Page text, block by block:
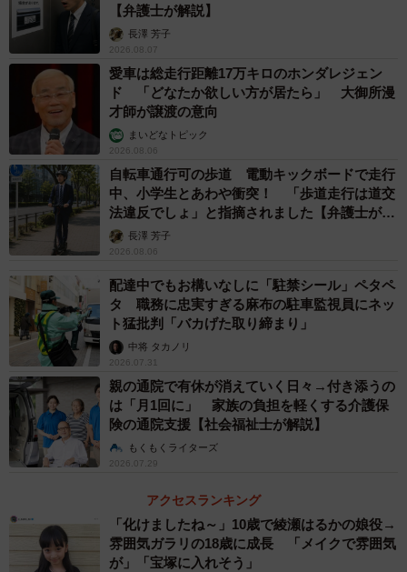
【弁護士が解説】
長澤 芳子
2026.08.07
愛車は総走行距離17万キロのホンダレジェン
ド 「どなたか欲しい方が居たら」 大御所漫
才師が譲渡の意向
まいどなトピック
2026.08.06
自転車通行可の歩道 電動キックボードで走行
中、小学生とあわや衝突！ 「歩道走行は道交
法違反でしょ」と指摘されました【弁護士が解
説】長澤 芳子
2026.08.06
配達中でもお構いなしに「駐禁シール」ペタペ
タ 職務に忠実すぎる麻布の駐車監視員にネッ
ト猛批判「バカげた取り締まり」
中将 タカノリ
2026.07.31
親の通院で有休が消えていく日々→付き添うの
は「月1回に」 家族の負担を軽くする介護保
険の通院支援【社会福祉士が解説】
もくもくライターズ
2026.07.29
アクセスランキング
「化けましたね～」10歳で綾瀬はるかの娘役→
雰囲気ガラリの18歳に成長 「メイクで雰囲気
が」「宝塚に入れそう」